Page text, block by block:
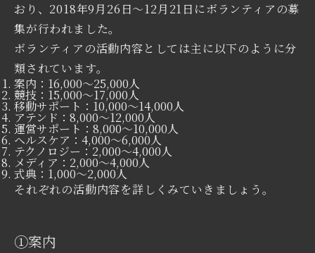
おり、2018年9月26日〜12月21日にボランティアの募
集が行われました。
ボランティアの活動内容としては主に以下のように分
類されています。
案内：16,000～25,000人
競技：15,000～17,000人
移動サポート：10,000～14,000人
アテンド：8,000～12,000人
運営サポート：8,000～10,000人
ヘルスケア：4,000～6,000人
テクノロジー：2,000～4,000人
メディア：2,000～4,000人
式典：1,000～2,000人
それぞれの活動内容を詳しくみていきましょう。
①案内